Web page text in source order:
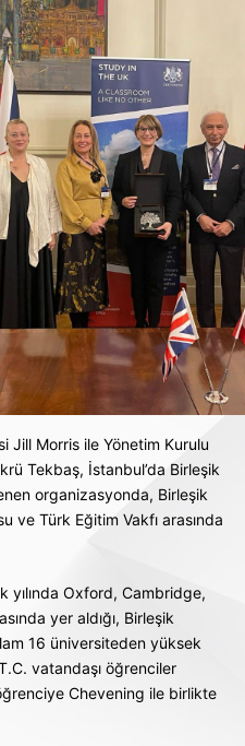
Jill Morris ile Yönetim Kurulu
Tekbaş, İstanbul’da Birleşik
organizasyonda, Birleşik
ve Türk Eğitim Vakfı arasında
yılında Oxford, Cambridge,
yer aldığı, Birleşik
16 üniversiteden yüksek
vatandaşı öğrenciler
Chevening ile birlikte